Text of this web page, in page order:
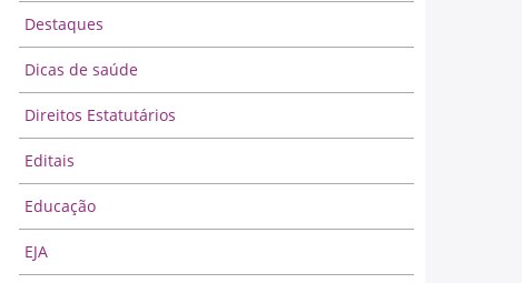
Destaques
Dicas de saúde
Direitos Estatutários
Editais
Educação
EJA